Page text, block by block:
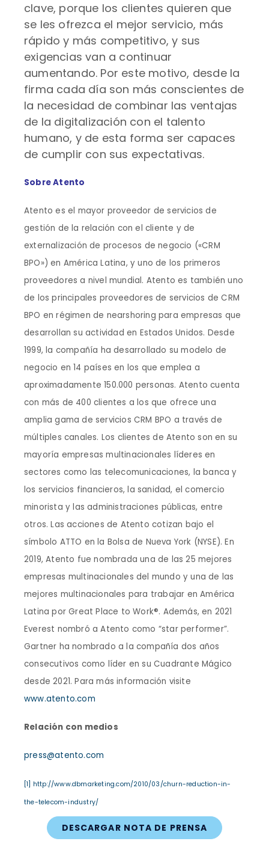
clave, porque los clientes quieren que
se les ofrezca el mejor servicio, más
rápido y más competitivo, y sus
exigencias van a continuar
aumentando. Por este motivo, desde la
firma cada día son más conscientes de
la necesidad de combinar las ventajas
de la digitalización con el talento
humano, y de esta forma ser capaces
de cumplir con sus expectativas.
Sobre Atento
Atento es el mayor proveedor de servicios de
gestión de la relación con el cliente y de
externalización de procesos de negocio («CRM
BPO») en América Latina, y uno de los primeros
proveedores a nivel mundial. Atento es también uno
de los principales proveedores de servicios de CRM
BPO en régimen de nearshoring para empresas que
desarrollan su actividad en Estados Unidos. Desde
1999, la compañía ha desarrollado su modelo de
negocio en 14 países en los que emplea a
aproximadamente 150.000 personas. Atento cuenta
con más de 400 clientes a los que ofrece una
amplia gama de servicios CRM BPO a través de
múltiples canales. Los clientes de Atento son en su
mayoría empresas multinacionales líderes en
sectores como las telecomunicaciones, la banca y
los servicios financieros, la sanidad, el comercio
minorista y las administraciones públicas, entre
otros. Las acciones de Atento cotizan bajo el
símbolo ATTO en la Bolsa de Nueva York (NYSE). En
2019, Atento fue nombrada una de las 25 mejores
empresas multinacionales del mundo y una de las
mejores multinacionales para trabajar en América
Latina por Great Place to Work®. Además, en 2021
Everest nombró a Atento como “star performer”.
Gartner ha nombrado a la compañía dos años
consecutivos como líder en su Cuadrante Mágico
desde 2021. Para más información visite
www.atento.com
Relación con medios
press@atento.com
[1]
http://www.dbmarketing.com/2010/03/churn-reduction-in-
the-telecom-industry/
DESCARGAR NOTA DE PRENSA